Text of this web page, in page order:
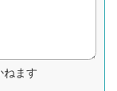
ねます